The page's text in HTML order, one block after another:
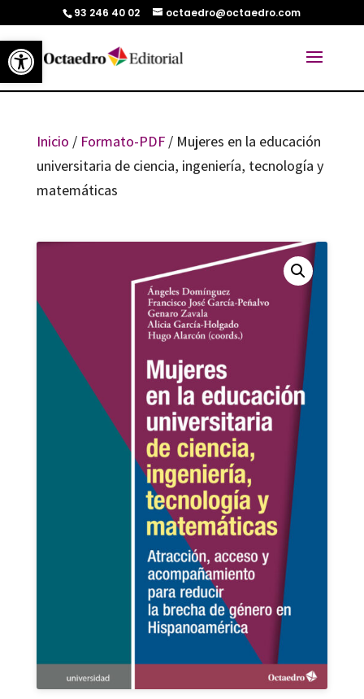
Abrir barra de herramientas
93 246 40 02 octaedro@octaedro.com
Inicio / Formato-PDF/ Mujeres en la educación
universitaria de ciencia, ingeniería, tecnología y
matemáticas